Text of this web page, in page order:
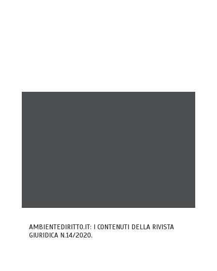
AMBIENTEDIRITTO.IT: I CONTENUTI DELLA RIVISTA
GIURIDICA N.14/2020.